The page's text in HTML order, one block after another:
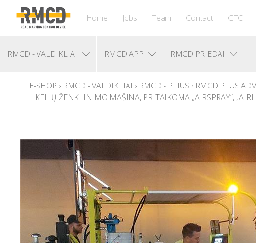
Home Jobs Team Contact GTC
RMCD - VALDIKLIAI RMCD APP RMCD PRIEDAI
E-SHOP › RMCD - VALDIKLIAI › RMCD - PLIUS › RMCD PLUS
– KELIŲ ŽENKLINIMO MAŠINA, PRITAIKOMA „AIRSPRAY“,